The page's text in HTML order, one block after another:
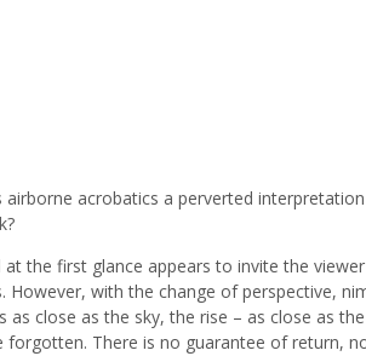
acrobatics a perverted
the first glance appears to invite the
with the change of perspective,
close as the sky, the rise – as close as
There is no guarantee of return,